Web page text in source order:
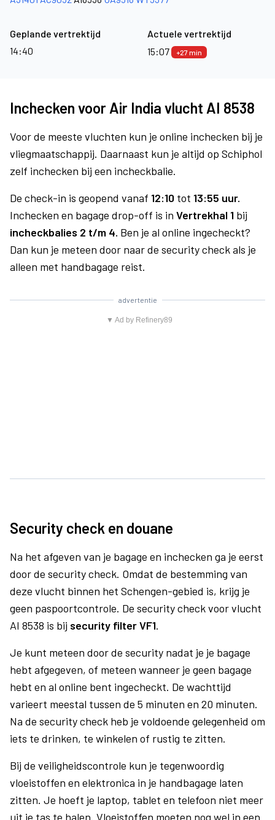
Geplande vertrektijd
14:40
Actuele vertrektijd
15:07
+27 min
Inchecken voor Air India vlucht AI 8538
Voor de meeste vluchten kun je online inchecken bij je
vliegmaatschappij. Daarnaast kun je altijd op Schiphol
zelf inchecken bij een incheckbalie.
De check-in is geopend vanaf 12:10 tot 13:55 uur.
Inchecken en bagage drop-off is in Vertrekhal 1 bij
incheckbalies 2 t/m 4. Ben je al online ingecheckt?
Dan kun je meteen door naar de security check als je
alleen met handbagage reist.
advertentie
▼ Ad by Refinery89
Security check en douane
Na het afgeven van je bagage en inchecken ga je eerst
door de security check. Omdat de bestemming van
deze vlucht binnen het Schengen-gebied is, krijg je
geen paspoortcontrole. De security check voor vlucht
AI 8538 is bij security filter VF1.
Je kunt meteen door de security nadat je je bagage
hebt afgegeven, of meteen wanneer je geen bagage
hebt en al online bent ingecheckt. De wachttijd
varieert meestal tussen de 5 minuten en 20 minuten.
Na de security check heb je voldoende gelegenheid om
iets te drinken, te winkelen of rustig te zitten.
Bij de veiligheidscontrole kun je tegenwoordig
vloeistoffen en elektronica in je handbagage laten
zitten. Je hoeft je laptop, tablet en telefoon niet meer
uit je tas te halen. Vloeistoffen moeten nog wel in een